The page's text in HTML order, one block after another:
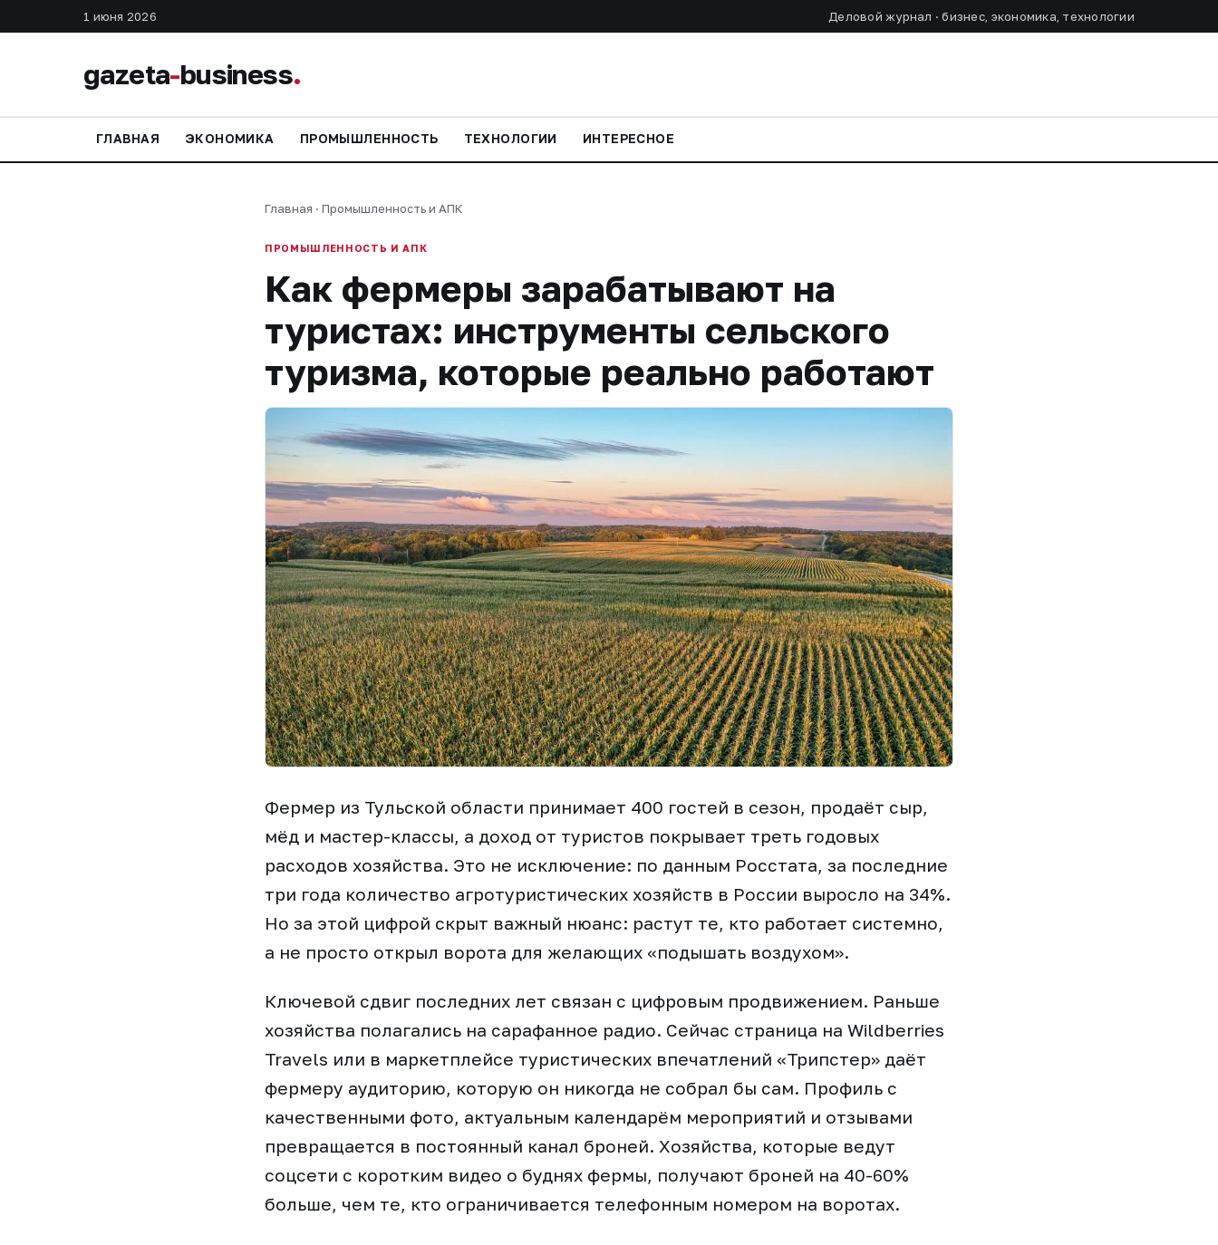
1 июня 2026 Деловой журнал · бизнес, экономика, технологии
gazeta-business.
ГЛАВНАЯ ЭКОНОМИКА ПРОМЫШЛЕННОСТЬ ТЕХНОЛОГИИ ИНТЕРЕСНОЕ
Главная · Промышленность и АПК
ПРОМЫШЛЕННОСТЬ И АПК
Как фермеры зарабатывают на
туристах: инструменты сельского
туризма, которые реально работают
Фермер из Тульской области принимает 400 гостей в сезон, продаёт сыр,
мёд и мастер-классы, а доход от туристов покрывает треть годовых
расходов хозяйства. Это не исключение: по данным Росстата, за последние
три года количество агротуристических хозяйств в России выросло на 34%.
Но за этой цифрой скрыт важный нюанс: растут те, кто работает системно,
а не просто открыл ворота для желающих «подышать воздухом».
Ключевой сдвиг последних лет связан с цифровым продвижением. Раньше
хозяйства полагались на сарафанное радио. Сейчас страница на Wildberries
Travels или в маркетплейсе туристических впечатлений «Трипстер» даёт
фермеру аудиторию, которую он никогда не собрал бы сам. Профиль с
качественными фото, актуальным календарём мероприятий и отзывами
превращается в постоянный канал броней. Хозяйства, которые ведут
соцсети с коротким видео о буднях фермы, получают броней на 40-60%
больше, чем те, кто ограничивается телефонным номером на воротах.